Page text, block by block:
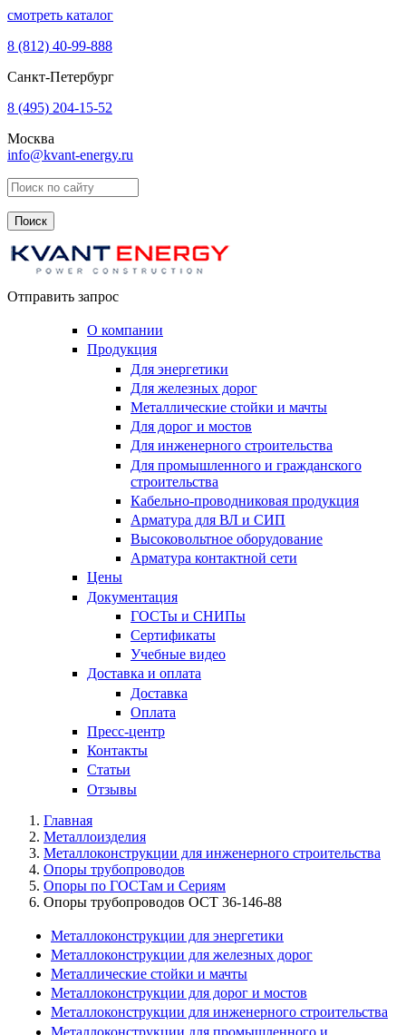
смотреть каталог
8 (812) 40-99-888
Санкт-Петербург
8 (495) 204-15-52
Москва
info@kvant-energy.ru
Поиск по сайту
Отправить запрос
О компании
Продукция
Для энергетики
Для железных дорог
Металлические стойки и мачты
Для дорог и мостов
Для инженерного строительства
Для промышленного и гражданского
строительства
Кабельно-проводниковая продукция
Арматура для ВЛ и СИП
Высоковольтное оборудование
Арматура контактной сети
Цены
Документация
ГОСТы и СНИПы
Сертификаты
Учебные видео
Доставка и оплата
Доставка
Оплата
Пресс-центр
Контакты
Статьи
Отзывы
Главная
Металлоизделия
Металлоконструкции для инженерного строительства
Опоры трубопроводов
Опоры по ГОСТам и Сериям
Опоры трубопроводов ОСТ 36-146-88
Металлоконструкции для энергетики
Металлоконструкции для железных дорог
Металлические стойки и мачты
Металлоконструкции для дорог и мостов
Металлоконструкции для инженерного строительства
Металлоконструкции для промышленного и